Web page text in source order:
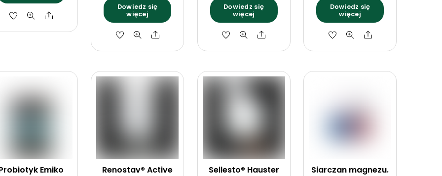
Share
Dowiedz się
więcej
Share
Dowiedz się
więcej
Share
Dowiedz się
więcej
Share
Emiko Renostav® Active Sellesto® Hauster Siarczan magnezu.